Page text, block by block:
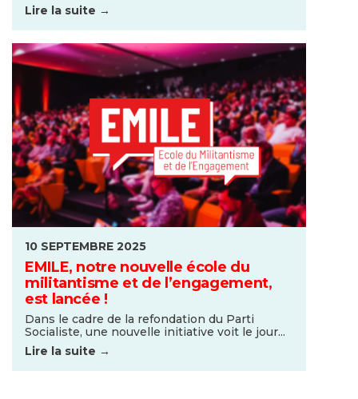
Lire la suite →
10 SEPTEMBRE 2025
EMILE, notre nouvelle école du
militantisme et de l’engagement,
est lancée !
Dans le cadre de la refondation du Parti
Socialiste, une nouvelle initiative voit le jour...
Lire la suite →